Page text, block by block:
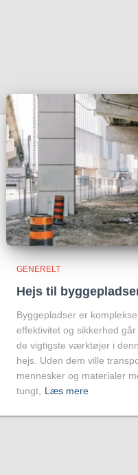
GENERELT
Hejs til
Byggepladser er
effektivitet og sikkerhed
de vigtigste værktøjer i
hejs. Uden dem ville
mennesker og materialer
tungt,
Læs mere